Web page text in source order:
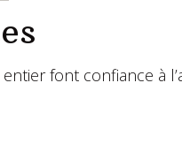
font confiance à